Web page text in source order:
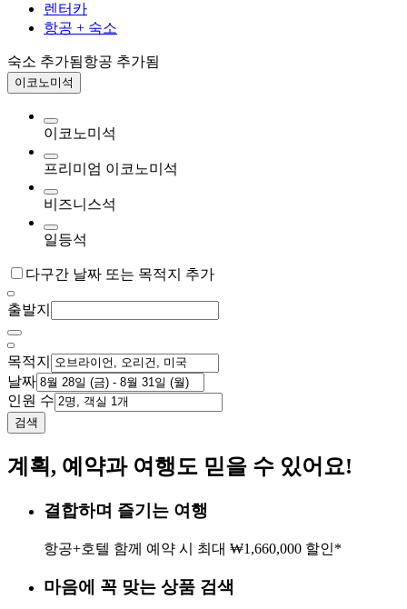
렌터카
항공 + 숙소
숙소 추가됨항공 추가됨
이코노미석
이코노미석
프리미엄 이코노미석
비즈니스석
일등석
다구간 날짜 또는 목적지 추가
출발지
목적지
날짜
인원 수
검색
계획, 예약과 여행도 믿을 수 있어요!
결합하며 즐기는 여행
항공+호텔 함께 예약 시 최대 ₩1,660,000 할인*
마음에 꼭 맞는 상품 검색